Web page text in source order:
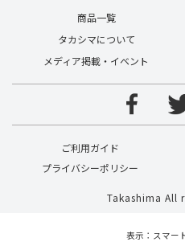
商品一覧
タカシマについて
メディア掲載・イベント
ご利用ガイド
プライバシーポリシー
Takashima All
表示：スマー